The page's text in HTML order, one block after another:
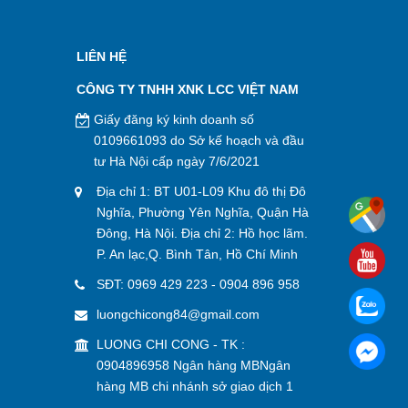
LIÊN HỆ
CÔNG TY TNHH XNK LCC VIỆT NAM
Giấy đăng ký kinh doanh số
0109661093 do Sở kế hoạch và đầu
tư Hà Nội cấp ngày 7/6/2021
Địa chỉ 1: BT U01-L09 Khu đô thị Đô
Nghĩa, Phường Yên Nghĩa, Quận Hà
Đông, Hà Nội. Địa chỉ 2: Hồ học lãm.
P. An lạc,Q. Bình Tân, Hồ Chí Minh
SĐT: 0969 429 223 - 0904 896 958
luongchicong84@gmail.com
LUONG CHI CONG - TK :
0904896958 Ngân hàng MBNgân
hàng MB chi nhánh sở giao dịch 1